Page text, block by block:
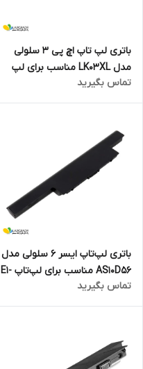
باتری لپ تاپ اچ پی 3 سلولی
مدل LK03XL مناسب برای لپ
تاپ Envy X360
تماس بگیرید
باتری لپ‌تاپ ایسر 6 سلولی مدل
AS10D56 مناسب برای لپ‌تاپ E1-
772
تماس بگیرید